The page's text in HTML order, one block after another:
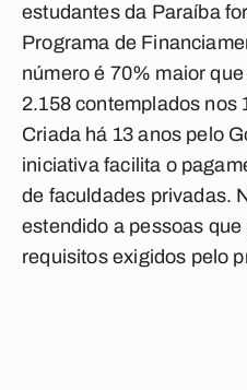
estudantes da Paraíba
Programa de
número é 70% maior
2.158 contemplados nos
Criada há 13 anos pelo
iniciativa facilita o
de faculdades privadas.
estendido a pessoas
requisitos exigidos pelo